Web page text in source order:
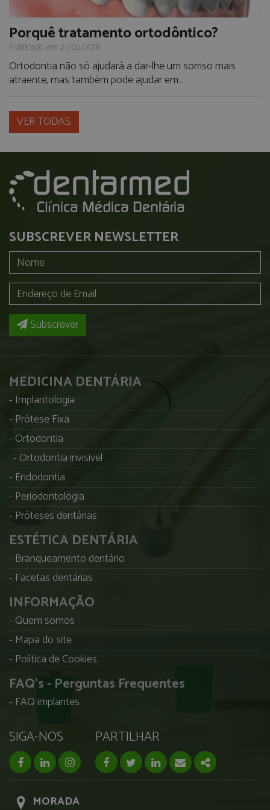
Porquê tratamento ortodôntico?
Publicado em 27/02/2018
Ortodontia não só ajudará a dar-lhe um sorriso mais
atraente, mas também pode ajudar em...
VER TODAS
SUBSCREVER NEWSLETTER
Subscrever
MEDICINA DENTÁRIA
Implantologia
Prótese Fixa
Ortodontia
Ortodontia invisivel
Endodontia
Periodontologia
Próteses dentárias
ESTÉTICA DENTÁRIA
Branqueamento dentário
Facetas dentárias
INFORMAÇÃO
Quem somos
Mapa do site
Política de Cookies
FAQ's - Perguntas Frequentes
FAQ implantes
SIGA-NOS
facebook page
linkedin page
instagram page
PARTILHAR
Facebook
TwitterLinkedinEmail Share
MORADA